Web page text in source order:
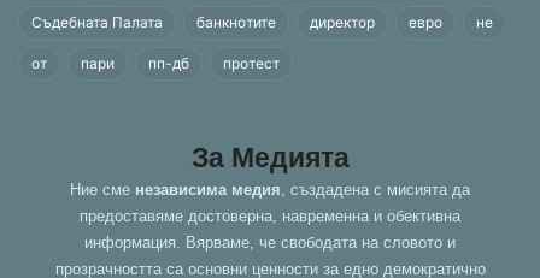
Съдебната Палата банкнотите директор евро не
от пари пп-дб протест
За Медията
Ние сме независима медия , създадена с мисията да
предоставяме достоверна, навременна и обективна
информация. Вярваме, че свободата на словото и
прозрачността са основни ценности за едно демократично